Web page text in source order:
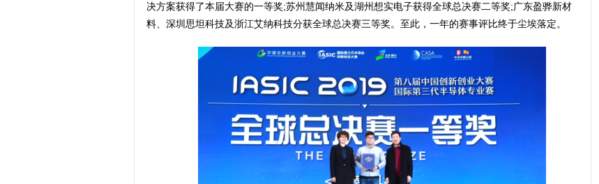
决方案获得了本届大赛的一等奖;苏州慧闻纳米及湖州想实电子获得全球总决赛二等奖;广东盈骅新材
料、深圳思坦科技及浙江艾纳科技分获全球总决赛三等奖。至此，一年的赛事评比终于尘埃落定。